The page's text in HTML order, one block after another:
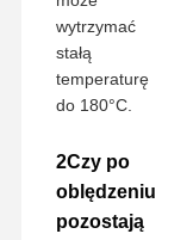
wytrzymać
stałą
temperaturę
do 180°C.
2Czy po
oblędzeniu
pozostają